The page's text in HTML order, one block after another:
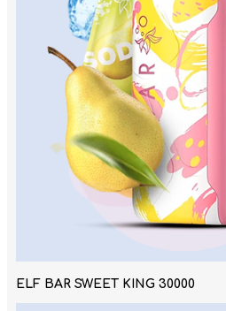
ELF BAR SWEET KING 30000